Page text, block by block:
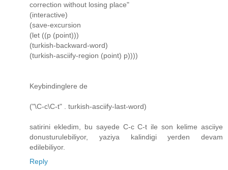
correction without losing place"
(interactive)
(save-excursion
(let ((p (point)))
(turkish-backward-word)
(turkish-asciify-region (point) p))))
Keybindinglere de
("\C-c\C-t" . turkish-asciify-last-word)
satirini ekledim, bu sayede C-c C-t ile son kelime asciiye
donusturulebiliyor, yaziya kalindigi yerden devam
edilebiliyor.
Reply